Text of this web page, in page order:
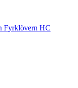
Fyrklövern HC